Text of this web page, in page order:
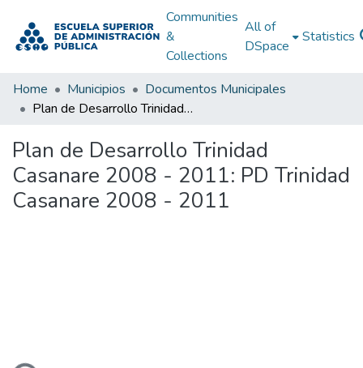
Communities
&
Collections
All of
DSpace
Statistics
Home Municipios
Documentos Municipales
Plan de Desarrollo Trinidad Casanare 2008 - 2011: PD Trinidad Casanare 2008 - 2011
Plan de Desarrollo Trinidad
Casanare 2008 - 2011: PD Trinidad
Casanare 2008 - 2011